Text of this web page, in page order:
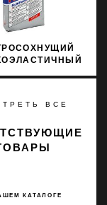
ВСЕ
КАТАЛОГЕ